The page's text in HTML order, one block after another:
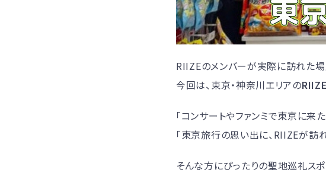
RIIZEのメンバーが実際に訪れた場
今回は、東京・神奈川エリアの
「コンサートやファンミで東京に来
「東京旅行の思い出に、RIIZEが訪
そんな方にぴったりの聖地巡礼ス